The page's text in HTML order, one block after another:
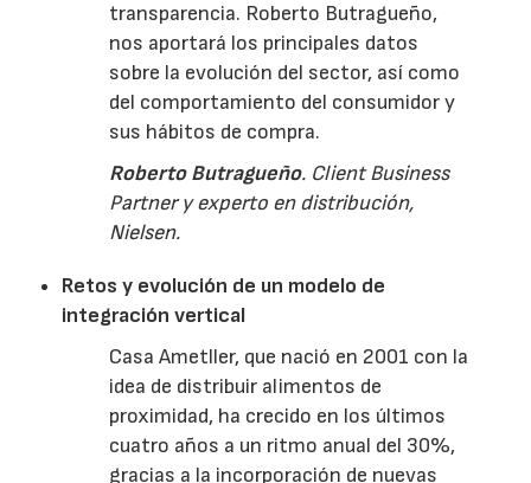
transparencia. Roberto Butragueño,
nos aportará los principales datos
sobre la evolución del sector, así como
del comportamiento del consumidor y
sus hábitos de compra.
Roberto Butragueño. Client Business
Partner y experto en distribución,
Nielsen.
Retos y evolución de un modelo de
integración vertical
Casa Ametller, que nació en 2001 con la
idea de distribuir alimentos de
proximidad, ha crecido en los últimos
cuatro años a un ritmo anual del 30%,
gracias a la incorporación de nuevas